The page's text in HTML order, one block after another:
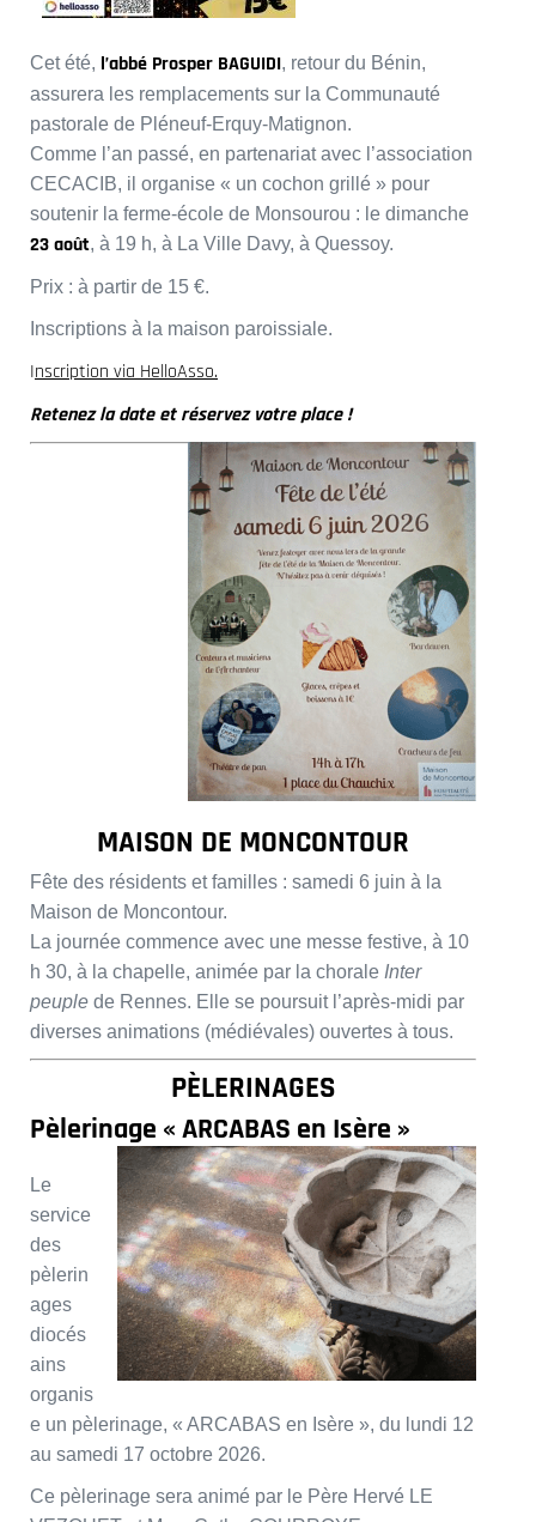
Cet été, l’abbé Prosper BAGUIDI, retour du Bénin,
assurera les remplacements sur la Communauté
pastorale de Pléneuf-Erquy-Matignon.
Comme l’an passé, en partenariat avec l’association
CECACIB, il organise « un cochon grillé » pour
soutenir la ferme-école de Monsourou : le dimanche
23 août, à 19 h, à La Ville Davy, à Quessoy.
Prix : à partir de 15 €.
Inscriptions à la maison paroissiale.
Inscription via HelloAsso.
Retenez la date et réservez votre place !
MAISON DE MONCONTOUR
Fête des résidents et familles : samedi 6 juin à la
Maison de Moncontour.
La journée commence avec une messe festive, à 10
h 30, à la chapelle, animée par la chorale Inter
peuple de Rennes. Elle se poursuit l’après-midi par
diverses animations (médiévales) ouvertes à tous.
PÈLERINAGES
Pèlerinage « ARCABAS en Isère »
Le
service
des
pèlerin
ages
diocés
ains
organis
e un pèlerinage, « ARCABAS en Isère », du lundi 12
au samedi 17 octobre 2026.
Ce pèlerinage sera animé par le Père Hervé LE